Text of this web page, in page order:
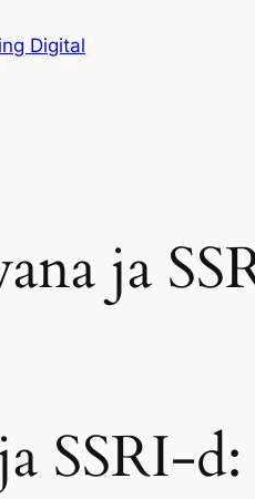
Digital
ja
SSRI-d: